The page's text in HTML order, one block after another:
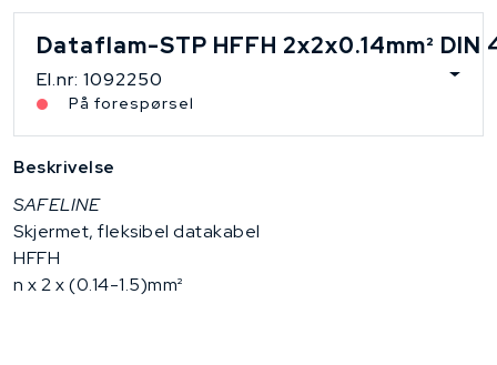
Dataflam-STP HFFH 2x2x0.14mm² DIN
El.nr: 1092250
På forespørsel
Beskrivelse
SAFELINE
Skjermet, fleksibel datakabel
HFFH
n x 2 x (0.14-1.5)mm²